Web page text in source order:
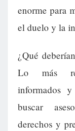
enorme para
el duelo y la
¿Qué
Lo más
informados
buscar
derechos y